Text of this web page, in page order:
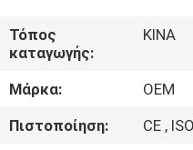
ΕΜΕΊΣ
ΓΎΡΟΣ
ΕΡΓΟΣΤΑΣΊΩΝ
Τόπος
καταγωγής:
ΚΙΝΑ
Μάρκα:
OEM
Πιστοποίηση:
CE , ISO